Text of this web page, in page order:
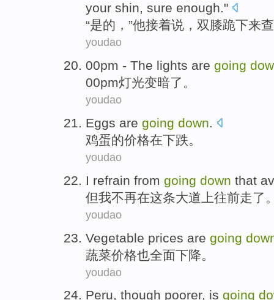
your shin, sure enough."
“是的 ，”他接着说，双膝跪下来
youdao
00pm - The lights are going
00pm灯光变暗了。
youdao
Eggs are going down.
鸡蛋的价格在下跌。
youdao
I refrain from going down that
但我不再在这条大道上往前走了
youdao
Vegetable prices are going
蔬菜价格也全面下降 。
youdao
Peru, though poorer, is going